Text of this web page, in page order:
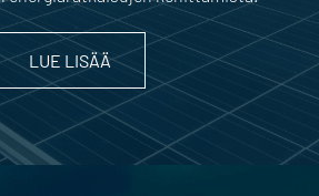
LUE LISÄÄ